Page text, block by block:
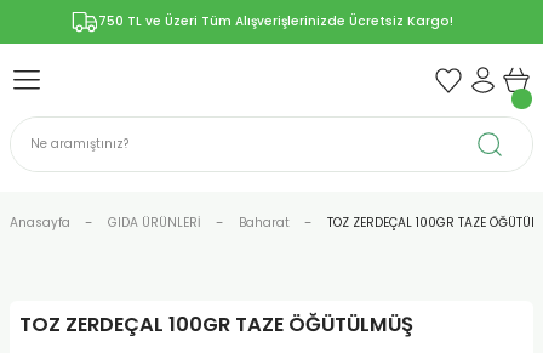
750 TL ve Üzeri Tüm Alışverişlerinizde Ücretsiz Kargo!
Geri Dön
Propolis
Geri Dön
Geri Dön
Geri Dön
KAPSÜLLER
Geri Dön
Anasayfa GIDA ÜRÜNLERİ Baharat TOZ ZERDEÇAL 100GR TAZE
TOZ ZERDEÇAL 100GR TAZE ÖĞÜTÜLMÜŞ